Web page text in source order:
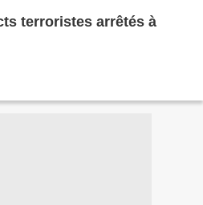
terroristes arrêtés à